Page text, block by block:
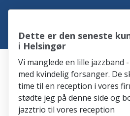
Dette er den seneste
i Helsingør
Vi manglede en lille jazzband
med kvindelig forsanger. De
time til en reception i vores
stødte jeg på denne side og
jazztrio til vores reception